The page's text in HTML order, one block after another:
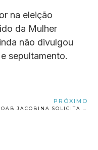
na eleição
da Mulher
não divulgou
sepultamento.
PRÓXIMO